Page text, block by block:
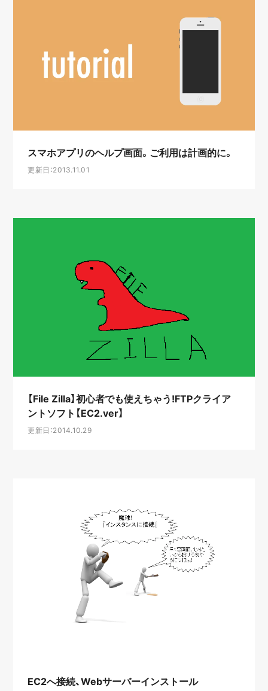
スマホアプリのヘルプ画面。ご利用は計画的に。
更新日：2013.11.01
【File Zilla】初心者でも使えちゃう!FTPクライア
ントソフト【EC2.ver】
更新日：2014.10.29
EC2へ接続、Webサーバーインストール